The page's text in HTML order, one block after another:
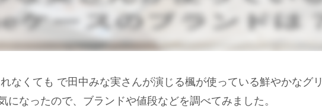
なくても で田中みな実さんが演じる楓が使っている鮮やかなグリ
になったので、ブランドや値段などを調べてみました。